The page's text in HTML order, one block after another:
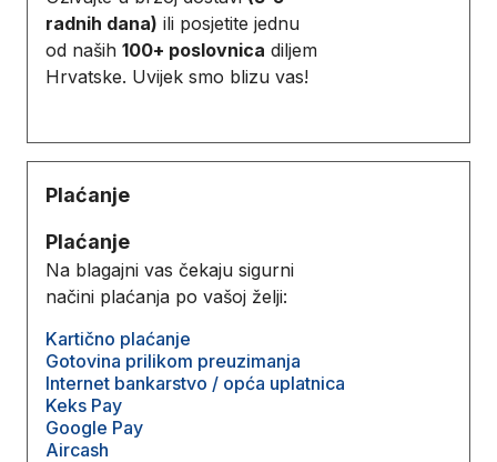
radnih dana) ili posjetite jednu
od naših 100+ poslovnica diljem
Hrvatske. Uvijek smo blizu vas!
Plaćanje
Plaćanje
Na blagajni vas čekaju sigurni
načini plaćanja po vašoj želji:
Kartično plaćanje
Gotovina prilikom preuzimanja
Internet bankarstvo / opća uplatnica
Keks Pay
Google Pay
Aircash